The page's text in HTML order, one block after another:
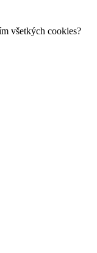
všetkých cookies?